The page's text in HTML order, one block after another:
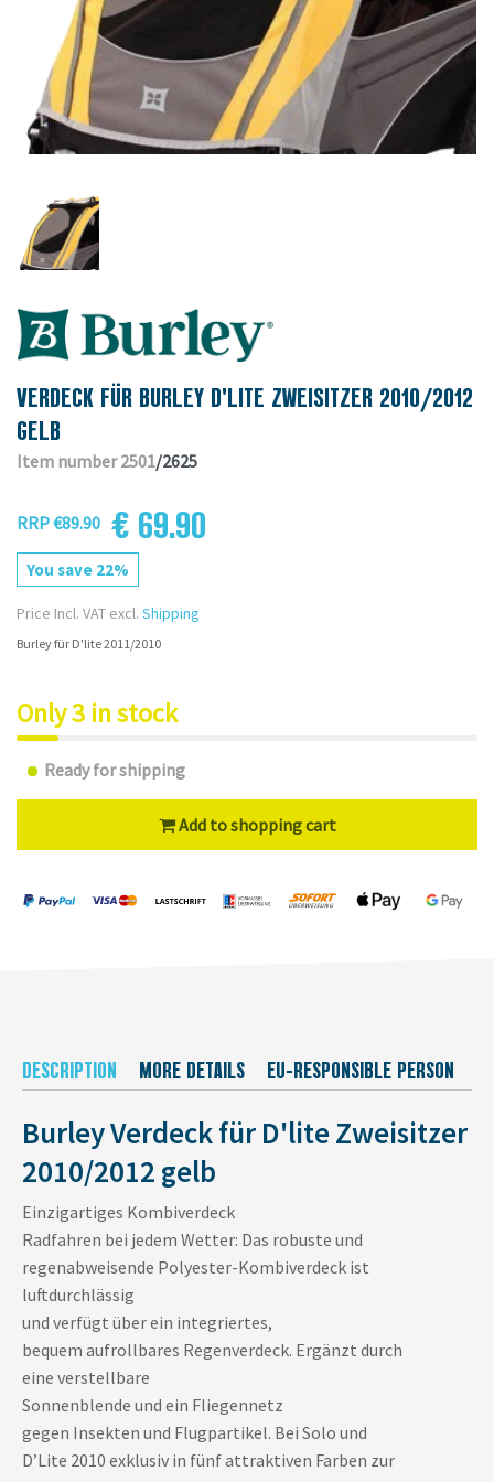
VERDECK FÜR BURLEY D'LITE ZWEISITZER 2010/2012
GELB
Item number 2501/2625
RRP €89.90 € 69.90
You save 22%
Price Incl. VAT excl. Shipping
Burley für D'lite 2011/2010
Only 3 in stock
Ready for shipping
Add to shopping cart
DESCRIPTION MORE DETAILS EU-RESPONSIBLE PERSON
Burley Verdeck für D'lite Zweisitzer
2010/2012 gelb
Einzigartiges Kombiverdeck
Radfahren bei jedem Wetter: Das robuste und
regenabweisende Polyester-Kombiverdeck ist
luftdurchlässig
und verfügt über ein integriertes,
bequem aufrollbares Regenverdeck. Ergänzt durch
eine verstellbare
Sonnenblende und ein Fliegennetz
gegen Insekten und Flugpartikel. Bei Solo und
D’Lite 2010 exklusiv in fünf attraktiven Farben zur